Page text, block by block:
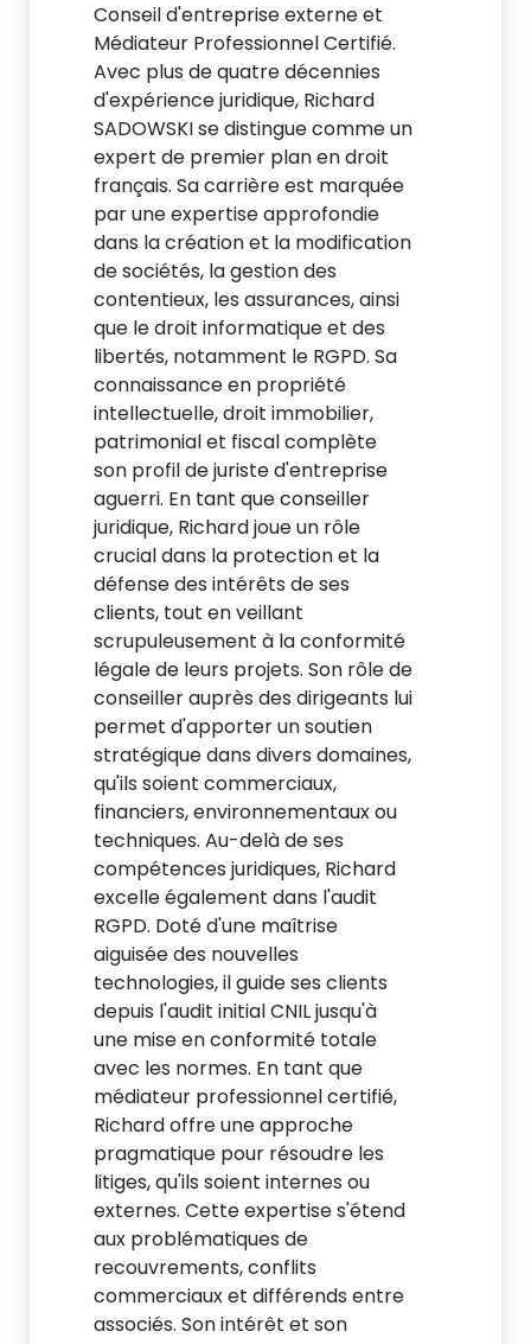
Conseil d'entreprise externe et
Médiateur Professionnel Certifié.
Avec plus de quatre décennies
d'expérience juridique, Richard
SADOWSKI se distingue comme un
expert de premier plan en droit
français. Sa carrière est marquée
par une expertise approfondie
dans la création et la modification
de sociétés, la gestion des
contentieux, les assurances, ainsi
que le droit informatique et des
libertés, notamment le RGPD. Sa
connaissance en propriété
intellectuelle, droit immobilier,
patrimonial et fiscal complète
son profil de juriste d'entreprise
aguerri. En tant que conseiller
juridique, Richard joue un rôle
crucial dans la protection et la
défense des intérêts de ses
clients, tout en veillant
scrupuleusement à la conformité
légale de leurs projets. Son rôle de
conseiller auprès des dirigeants lui
permet d'apporter un soutien
stratégique dans divers domaines,
qu'ils soient commerciaux,
financiers, environnementaux ou
techniques. Au-delà de ses
compétences juridiques, Richard
excelle également dans l'audit
RGPD. Doté d'une maîtrise
aiguisée des nouvelles
technologies, il guide ses clients
depuis l'audit initial CNIL jusqu'à
une mise en conformité totale
avec les normes. En tant que
médiateur professionnel certifié,
Richard offre une approche
pragmatique pour résoudre les
litiges, qu'ils soient internes ou
externes. Cette expertise s'étend
aux problématiques de
recouvrements, conflits
commerciaux et différends entre
associés. Son intérêt et son